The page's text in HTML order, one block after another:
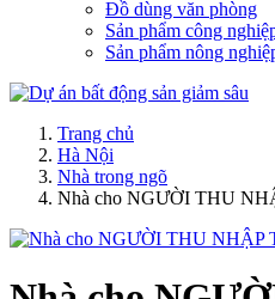
Đồ dùng văn phòng
Sản phẩm công
Sản phẩm nông
Trang chủ
Hà Nội
Nhà trong ngõ
Nhà cho NGƯỜI THU